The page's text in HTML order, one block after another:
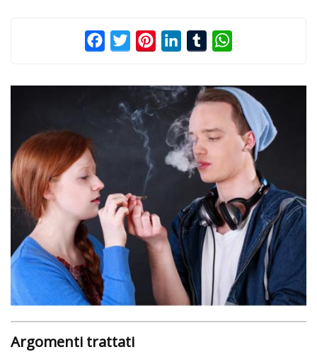
FacebookTwitterPinterestLinkedInTumblr
Argomenti trattati